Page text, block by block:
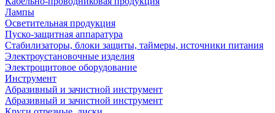
Лампы
Осветительная продукция
Пуско-защитная аппаратура
Стабилизаторы, блоки защиты, таймеры, источники питания
Электроустановочные изделия
Электрощитовое оборудование
Инструмент
Абразивный и зачистной инструмент
Абразивный и зачистной инструмент